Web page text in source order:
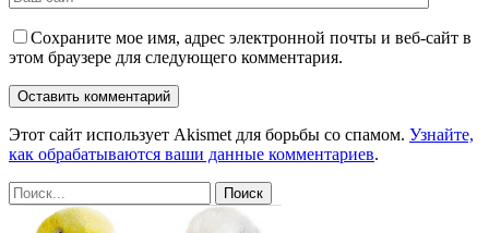
Сохраните мое имя, адрес электронной почты и веб-сайт в
этом браузере для следующего комментария.
Этот сайт использует Akismet для борьбы со спамом. Узнайте,
как обрабатываются ваши данные комментариев.